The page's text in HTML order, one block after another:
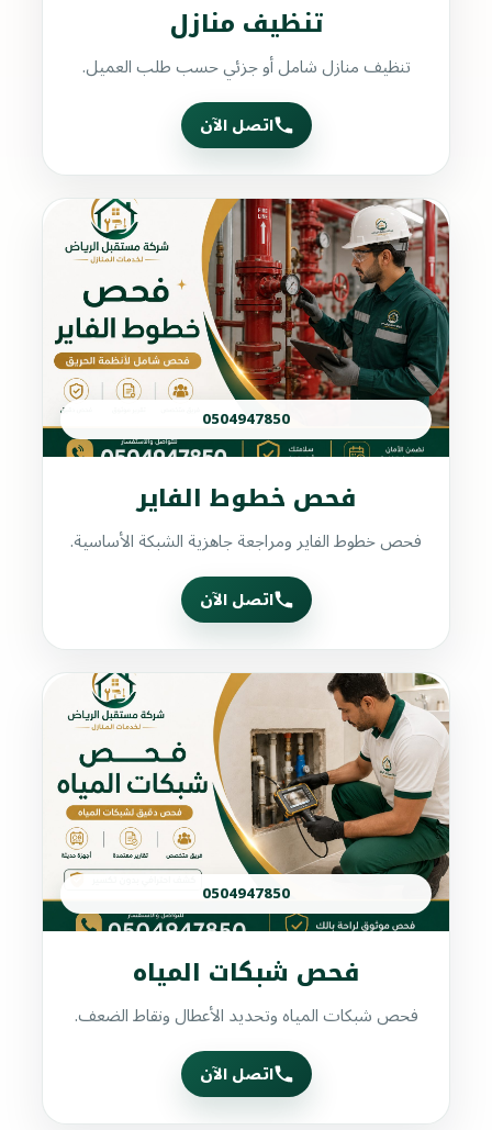
تنظيف منازل
تنظيف منازل شامل أو جزئي حسب طلب العميل.
اتصل الآن
0504947850
فحص خطوط الفاير
فحص خطوط الفاير ومراجعة جاهزية الشبكة الأساسية.
اتصل الآن
0504947850
فحص شبكات المياه
فحص شبكات المياه وتحديد الأعطال ونقاط الضعف.
اتصل الآن